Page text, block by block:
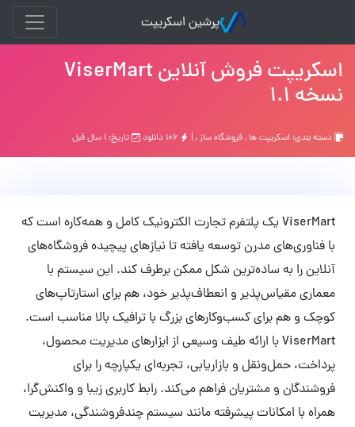
پرشین اسکریپت
اسکریپت فروش آنلاین ViserMart
نسخه 1.1
دسته بندی: اسکریپت ها,فروشگاه ساز, | تاریخ: ۱ سال قبل
ViserMart یک پلتفرم تجارت الکترونیک کامل و همه‌کاره است که
با فناوری‌های مدرن توسعه یافته تا نیازهای پیچیده فروشگاه‌های
آنلاین را به ساده‌ترین شکل ممکن برطرف کند. این سیستم با
معماری مقیاس‌پذیر و انعطاف‌پذیر خود، هم برای استارتاپ‌های
کوچک و هم برای کسب‌وکارهای بزرگ با ترافیک بالا مناسب است.
ViserMart با ارائه طیف وسیعی از ابزارهای مدیریت محصول،
پرداخت، حمل‌ونقل و بازاریابی، تجربه‌ای یکپارچه را برای
فروشندگان و مشتریان فراهم می‌کند. رابط کاربری زیبا و واکنش‌گرا،
همراه با امکانات پیشرفته مانند سیستم چندفروشندگی، مدیریت